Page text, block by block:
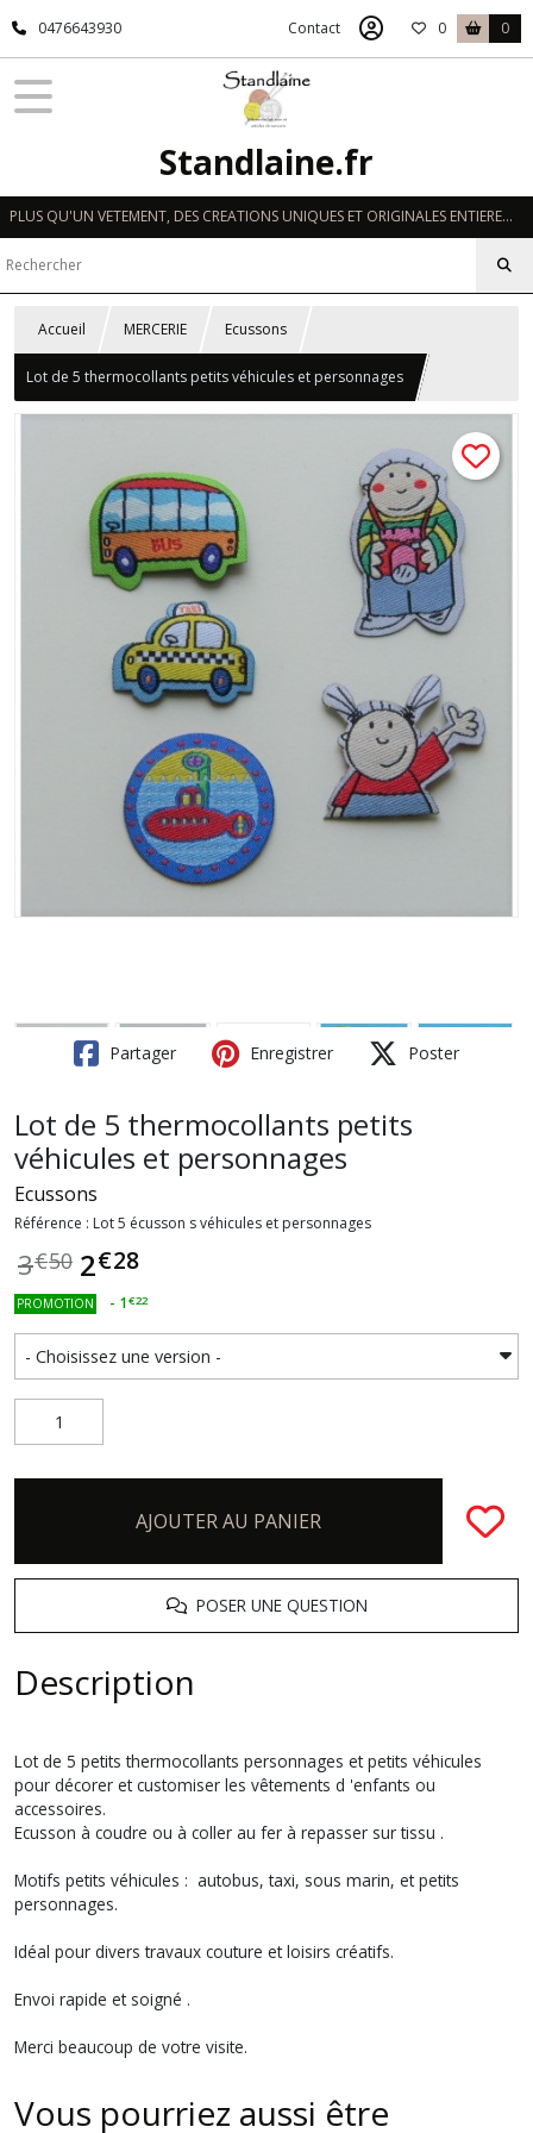
0476643930 Contact 0 0
Standlaine.fr
PLUS QU'UN VETEMENT, DES CREATIONS UNIQUES ET ORIGINALES ENTIEREMENT REALISEES A LA MAIN EN FRANCE
Accueil MERCERIE Ecussons
Lot de 5 thermocollants petits véhicules et personnages
Partager Enregistrer Poster
Lot de 5 thermocollants petits
véhicules et personnages
Ecussons
Référence : Lot 5 écusson s véhicules et personnages
3€50 2€28
PROMOTION - 1€22
AJOUTER AU PANIER
POSER UNE QUESTION
Description
Lot de 5 petits thermocollants personnages et petits véhicules
pour décorer et customiser les vêtements d 'enfants ou
accessoires.
Ecusson à coudre ou à coller au fer à repasser sur tissu .
Motifs petits véhicules : autobus, taxi, sous marin, et petits
personnages.
Idéal pour divers travaux couture et loisirs créatifs.
Envoi rapide et soigné .
Merci beaucoup de votre visite.
Vous pourriez aussi être